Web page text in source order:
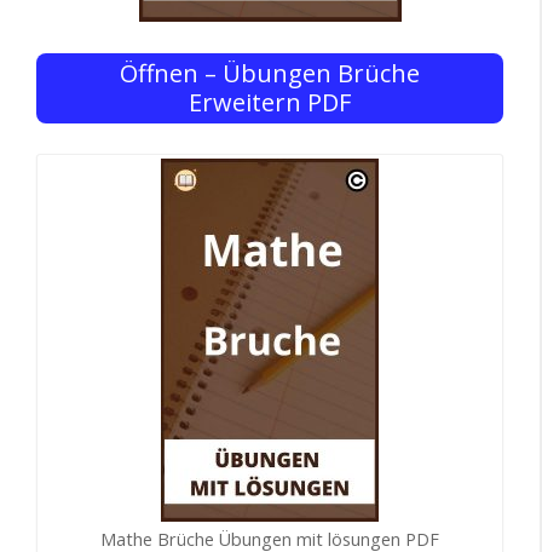
Öffnen – Übungen Brüche
Erweitern PDF
Mathe Brüche Übungen mit lösungen PDF